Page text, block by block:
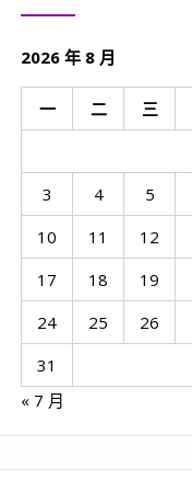
2026 年 8 月
一 二 三
3
4 5
10
11 12
17
18 19
24
25 26
31
« 7 月